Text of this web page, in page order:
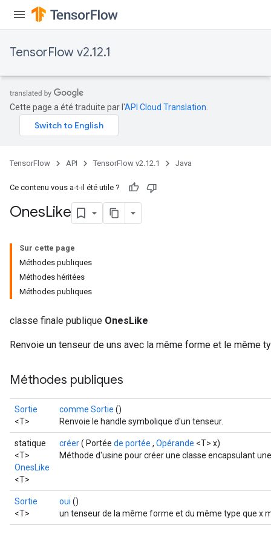
TensorFlow v2.12.1
Cette page a été traduite par l'API Cloud Translation
TensorFlow API TensorFlow v2.12.1 Java
Ce contenu vous a-t-il été utile ?
OnesLike
Sur cette page
Méthodes publiques
Méthodes héritées
Méthodes publiques
classe finale publique OnesLike
Renvoie un tenseur de uns avec la même forme et le même
Méthodes publiques
Sortie
<T>
comme Sortie ()
Renvoie le handle symbolique d'un tenseur.
statique
<T>
OnesLike
<T>
créer( Portée de portée , Opérande <T> x)
Méthode d'usine pour créer une classe encapsulant
Sortie
<T>
oui ()
un tenseur de la même forme et du même type que x